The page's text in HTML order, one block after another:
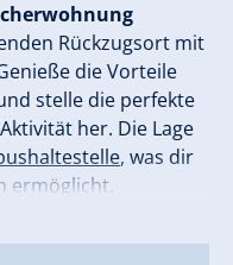
Rückzugsort mit
die Vorteile
stelle die perfekte
her. Die Lage
, was dir
ermöglicht.
und einen